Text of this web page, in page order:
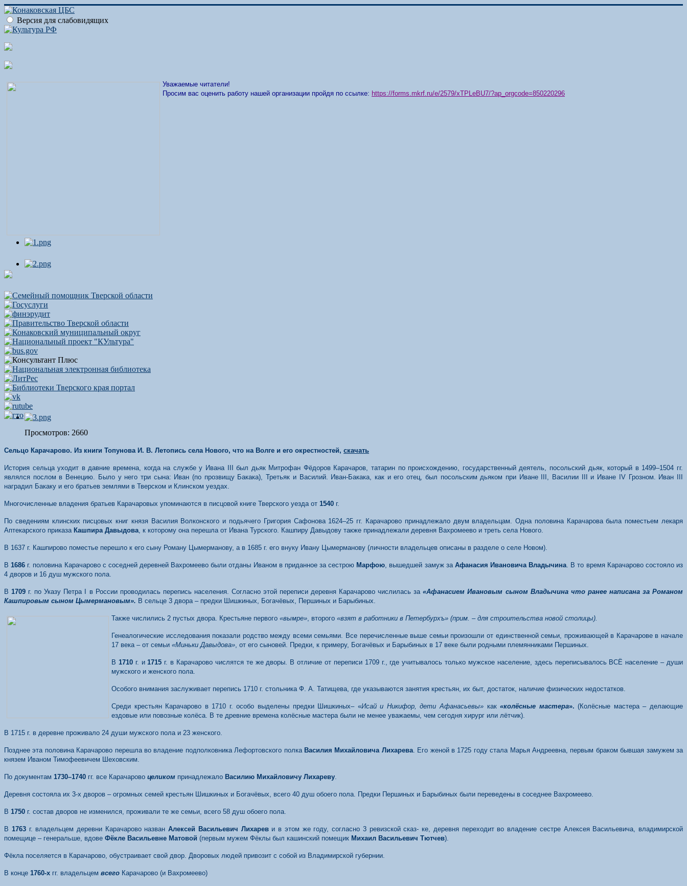
Версия для слабовидящих
Уважаемые читатели!
Просим вас оценить работу нашей организации пройдя по ссылке: https://forms.mkrf.ru/e/2579/xTPLeBU7/?ap_orgcode=850220296
Просмотров: 2660
Сельцо Карачарово. Из книги Топунова И. В. Летопись села Нового, что на Волге и его окрестностей, скачать
История сельца уходит в давние времена, когда на службе у Ивана III был дьяк Митрофан Фёдоров Карачаров, татарин по происхождению, государственный деятель, посольский дьяк, который в 1499–1504 гг.
являлся послом в Венецию. Было у него три сына: Иван (по прозвищу Бакака), Третьяк и Василий. Иван-Бакака, как и его отец, был посольским дьяком при Иване III, Василии III и Иване IV Грозном. Иван III
наградил Бакаку и его братьев землями в Тверском и Клинском уездах.
Многочисленные владения братьев Карачаровых упоминаются в писцовой книге Тверского уезда от 1540 г.
По сведениям клинских писцовых книг князя Василия Волконского и подьячего Григория Сафонова 1624–25 гг. Карачарово принадлежало двум владельцам. Одна половина Карачарова была поместьем лекаря
Аптекарского приказа Кашпира Давыдова, к которому она перешла от Ивана Турского. Кашпиру Давыдову также принадлежали деревня Вахромеево и треть села Нового.
В 1637 г. Кашпирово поместье перешло к его сыну Роману Цымерманову, а в 1685 г. его внуку Ивану Цымерманову (личности владельцев описаны в разделе о селе Новом).
В1686 г. половина Карачарово с соседней деревней Вахромеево были отданы Иваном в приданное за сестрою Марфою, вышедшей замуж за Афанасия Ивановича Владычина. В то время Карачарово состояло из
4 дворов и 16 душ мужского пола.
В1709 г. по Указу Петра I в России проводилась перепись населения. Согласно этой переписи деревня Карачарово числилась за«Афанасием Ивановым сыном Владычина что ранее написана за Романом
Кашпировым сыном Цымермановым». В сельце 3 двора – предки Шишкиных, Богачёвых, Першиных и Барыбиных.
Также числились 2 пустых двора. Крестьяне первого «вымре», второго «взят в работники в Петербурхъ» (прим. – для строительства новой столицы).
Генеалогические исследования показали родство между всеми семьями. Все перечисленные выше семьи произошли от единственной семьи, проживающей в Карачарове в начале
17 века – от семьи «Миньки Давыдова», от его сыновей. Предки, к примеру, Богачёвых и Барыбиных в 17 веке были родными племянниками Першиных.
В 1710 г. и1715 г. в Карачарово числятся те же дворы. В отличие от переписи 1709 г., где учитывалось только мужское население, здесь переписывалось ВСЁ население – души
мужского и женского пола.
Особого внимания заслуживает перепись 1710 г. стольника Ф. А. Татищева, где указываются занятия крестьян, их быт, достаток, наличие физических недостатков.
Среди крестьян Карачарово в 1710 г. особо выделены предки Шишкиных– «Исай и Никифор, дети Афанасьевы» как«колёсные мастера». (Колёсные мастера – делающие
ездовые или повозные колёса. В те древние времена колёсные мастера были не менее уважаемы, чем сегодня хирург или лётчик).
В 1715 г. в деревне проживало 24 души мужского пола и 23 женского.
Позднее эта половина Карачарово перешла во владение подполковника Лефортовского полка Василия Михайловича Лихарева. Его женой в 1725 году стала Марья Андреевна, первым браком бывшая замужем за
князем Иваном Тимофеевичем Шеховским.
По документам 1730–1740 гг. все Карачарово целиком принадлежало Василию Михайловичу Лихареву.
Деревня состояла их 3-х дворов – огромных семей крестьян Шишкиных и Богачёвых, всего 40 душ обоего пола. Предки Першиных и Барыбиных были переведены в соседнее Вахромеево.
В 1750 г. состав дворов не изменился, проживали те же семьи, всего 58 душ обоего пола.
В 1763 г. владельцем деревни Карачарово названАлексей Васильевич Лихарев и в этом же году, согласно 3 ревизской сказ- ке, деревня переходит во владение сестре Алексея Васильевича, владимирской
помещице – генеральше, вдове Фёкле Васильевне Матовой (первым мужем Фёклы был кашинский помещик Михаил Васильевич Тютчев).
Фёкла поселяется в Карачарово, обустраивает свой двор. Дворовых людей привозит с собой из Владимирской губернии.
В конце 1760-х гг. владельцем всего Карачарово (и Вахромеево)